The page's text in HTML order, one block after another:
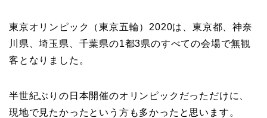
東京オリンピック（東京五輪）2020は、東京都、神奈
川県、埼玉県、千葉県の1都3県のすべての会場で無観
客となりました。
半世紀ぶりの日本開催のオリンピックだっただけに、
現地で見たかったという方も多かったと思います。